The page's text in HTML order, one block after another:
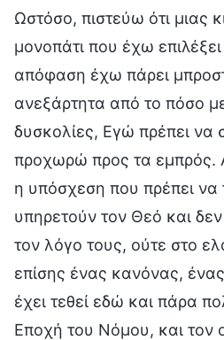
Ωστόσο, πιστεύω ότι μιας
μονοπάτι που έχω
απόφαση έχω πάρει
ανεξάρτητα από το πόσο
δυσκολίες, Εγώ πρέπει να
προχωρώ προς τα εμπρός.
η υπόσχεση που πρέπει να
υπηρετούν τον Θεό και
τον λόγο τους, ούτε στο
επίσης ένας κανόνας,
έχει τεθεί εδώ και πάρα
Εποχή του Νόμου, και τον